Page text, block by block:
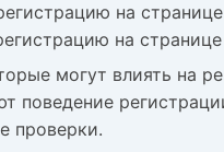
на
на
могут влиять на
поведение
проверки.